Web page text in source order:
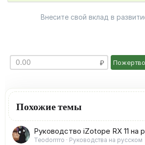
Внесите свой вклад в
Похожие темы
Руководство iZotope RX 11 на
Teodorrrro
Руководства на русском